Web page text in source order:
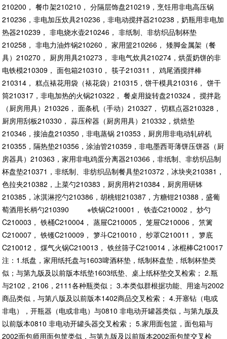
210200， 餐巾架210210， 分隔层饰盘210219，烹饪用非电高压锅
210236，非电加压炊具210236，非电动搅拌器210238，奶瓶用非电加
热器210239， 非电烧水壶210246， 非纸制、非纺织品制杯垫
210258， 非电力油炸锅210260， 家用篮210266， 矮脚金属架（餐
具）210270， 厨房用具210273， 非电气炊具210274，烘蛋奶饼的非
电铁模210309， 面包箱210310， 筷子210311， 鸡尾酒搅拌棒
210314， 糕点裱花用袋（裱花袋）210315，饼干模具210316， 饼干
筒210317，非电加热的火锅210322， 餐桌用旋转盘210324， 搅拌匙
（厨房用具）210326， 面条机（手动）210327， 切糕点器210328，
厨房用刮板210330， 蒜压榨器（厨房用具）210332，烘焙垫
210346，接油盘210350，非电蒸锅 210353，厨房用非电动轧碎机
210355，隔热垫210356，涂油管210359，非电墨西哥薄饼压饼器（厨
房器具）210363，家用非电鸡蛋分离器210366，非纸制、非纺织品制
杯盘垫210371，非纸制、非纺织品制餐具垫210372，冰块夹210381，
色拉夹210382，上菜勺210383，厨房用杵210384，厨房用研钵
210385，冰淇淋挖勺210386，胡桃钳210387，方糖钳210388，盛葡
萄酒用长柄勺210390 ※铁锅C210001， 铁壶C210002， 炒勺
C210003， 铁桶C210004， 蒸屉C210005， 笼屉C210006， 笊篱
C210007， 铁镬C210009， 箩斗C210010， 纱罩C210011， 箩底
C210012， 煤气火锅C210013， 铁丝筛子C210014，冰棍棒C210017
注：1.纸盘，家用纸托盘与1603啤酒杯垫，纸制杯盘垫，纸制杯垫类
似；与第九版及以前版本纸垫1603纸垫、桌上纸杯垫交叉检索； 2.瓶
与2102，2106，2111各种瓶类似； 3.本类似群根据功能、用途与2002
商品类似，与第八版及以前版本1402商品交叉检索； 4.开塞钻（电或
非电），开瓶器（电或非电）与0810 非电动开罐器类似，与第九版及
以前版本0810 非电动开罐头器交叉检索； 5.家用面包篮，面包箱与
2002面包师用面包筐类似，与第九版及以前版本2002面包筐交叉检